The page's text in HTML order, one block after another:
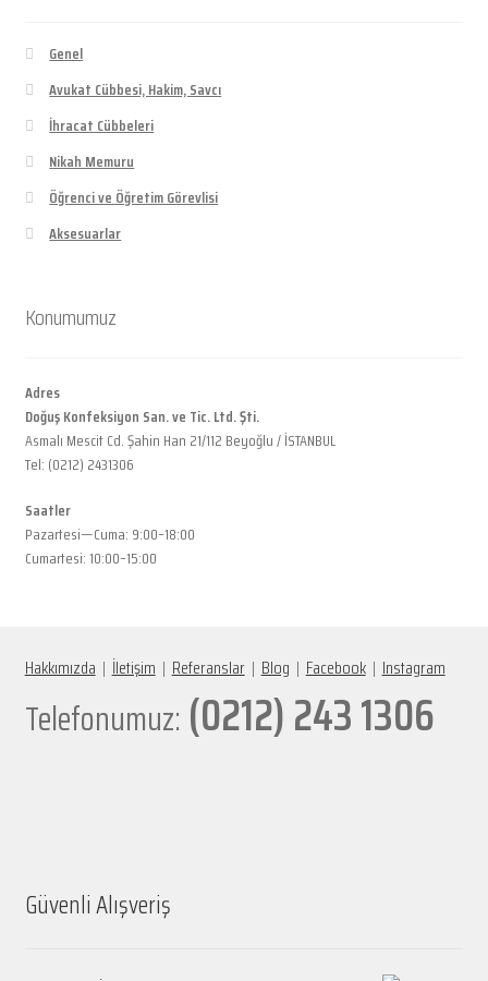
Genel
Avukat Cübbesi, Hakim, Savcı
İhracat Cübbeleri
Nikah Memuru
Öğrenci ve Öğretim Görevlisi
Aksesuarlar
Konumumuz
Adres
Doğuş Konfeksiyon San. ve Tic. Ltd. Şti.
Asmalı Mescit Cd. Şahin Han 21/112 Beyoğlu / İSTANBUL
Tel: (0212) 2431306
Saatler
Pazartesi—Cuma: 9:00–18:00
Cumartesi: 10:00–15:00
Hakkımızda|İletişim|Referanslar|Blog |Facebook|Instagram
Telefonumuz: (0212) 243 1306
Güvenli Alışveriş